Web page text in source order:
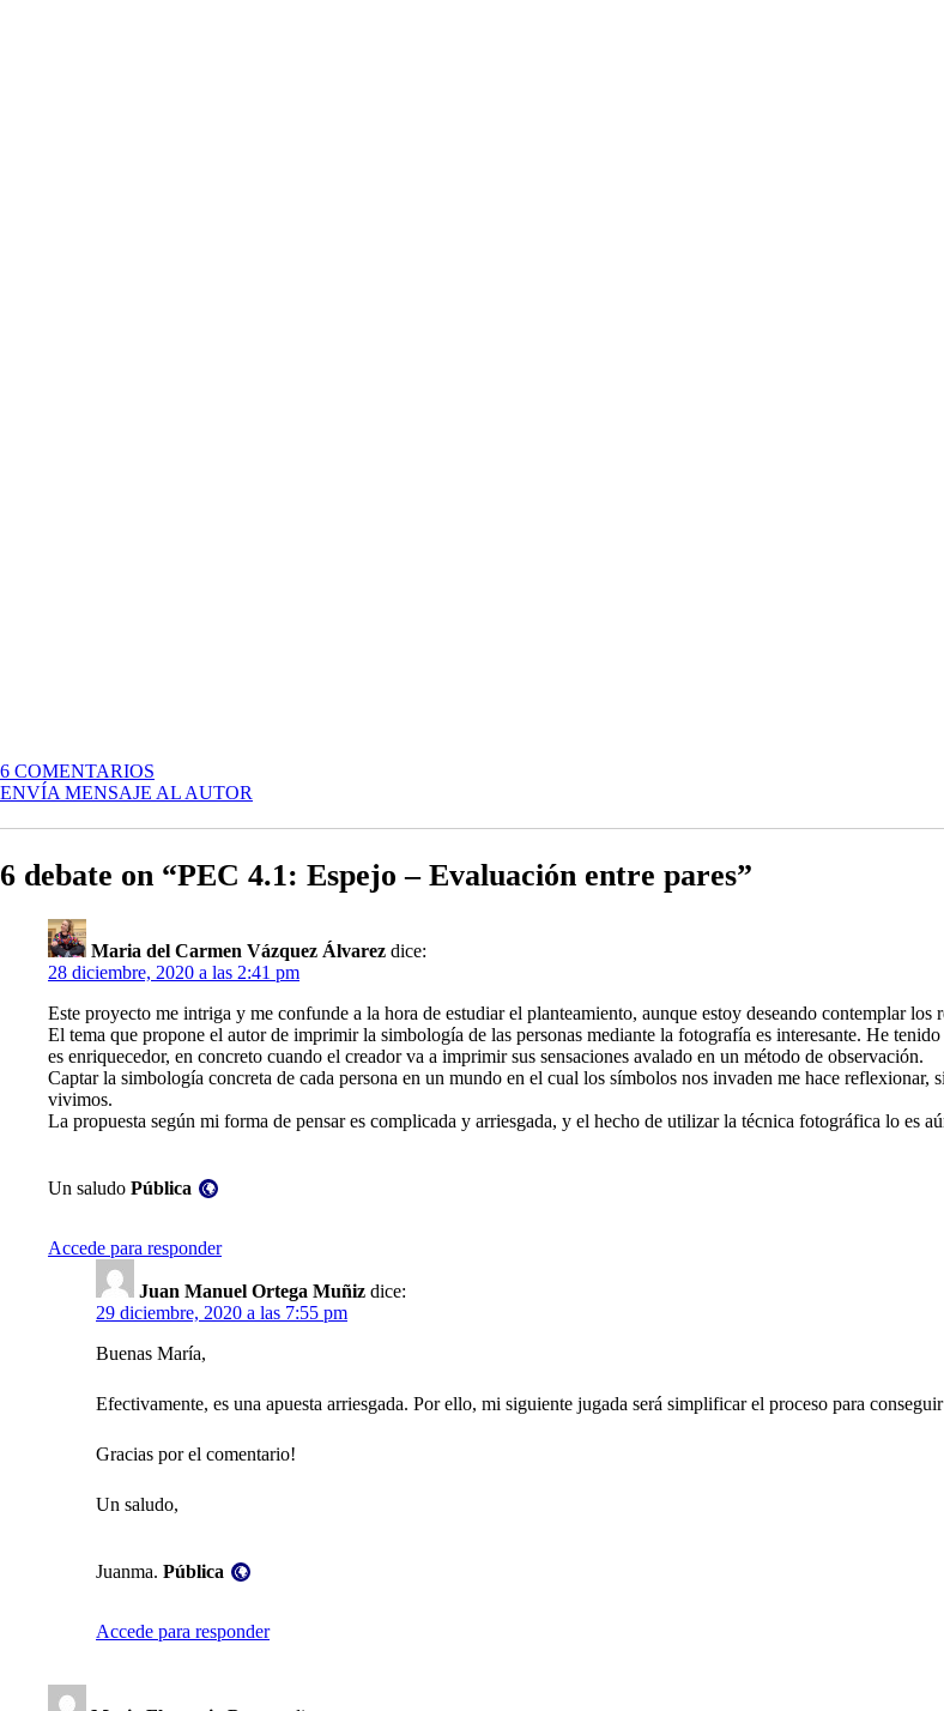
6 COMENTARIOS
PEC
ESPEJO
EVALUACIÓN
ENVÍA MENSAJE AL AUTOR
6 debate on “PEC 4.1: Espejo – Evaluación entre pares”
Maria del Carmen Vázquez Álvarez dice:
28 diciembre, 2020 a las 2:41 pm
Este proyecto me intriga y me confunde a la hora de estudiar el planteamiento, aunque estoy deseando contemplar los
El tema que propone el autor de imprimir la simbología de las personas mediante la fotografía es interesante. He
es enriquecedor, en concreto cuando el creador va a imprimir sus sensaciones avalado en un método de observación.
Captar la simbología concreta de cada persona en un mundo en el cual los símbolos nos invaden me hace
vivimos.
La propuesta según mi forma de pensar es complicada y arriesgada, y el hecho de utilizar la técnica fotográfica lo es
Un saludo Pública
Accede para responder
Juan Manuel Ortega Muñiz dice:
29 diciembre, 2020 a las 7:55 pm
Buenas María,
Efectivamente, es una apuesta arriesgada. Por ello, mi siguiente jugada será simplificar el proceso para
Gracias por el comentario!
Un saludo,
Juanma. Pública
Accede para responder